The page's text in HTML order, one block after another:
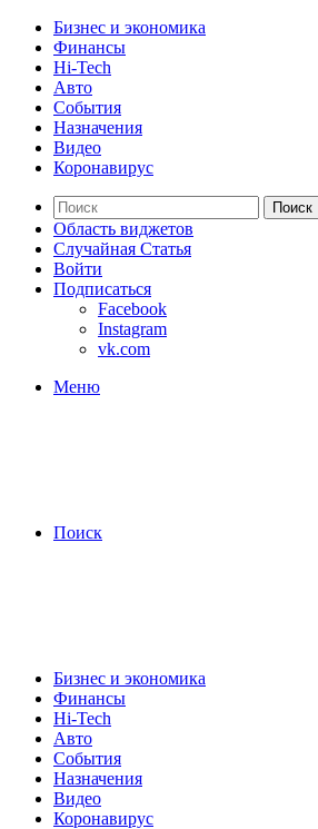
Бизнес и экономика
Финансы
Hi-Tech
Авто
События
Назначения
Видео
Коронавирус
Поиск
Область виджетов
Случайная Статья
Войти
Подписаться
Facebook
Instagram
vk.com
Меню
Поиск
Бизнес и экономика
Финансы
Hi-Tech
Авто
События
Назначения
Видео
Коронавирус